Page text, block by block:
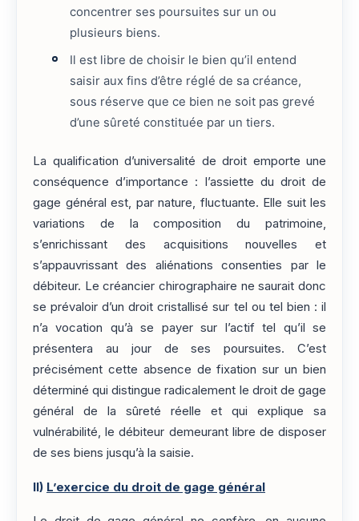
concentrer ses poursuites sur un ou
plusieurs biens.
Il est libre de choisir le bien qu’il entend
saisir aux fins d’être réglé de sa créance,
sous réserve que ce bien ne soit pas grevé
d’une sûreté constituée par un tiers.
La qualification d’universalité de droit emporte une
conséquence d’importance : l’assiette du droit de
gage général est, par nature, fluctuante. Elle suit les
variations de la composition du patrimoine,
s’enrichissant des acquisitions nouvelles et
s’appauvrissant des aliénations consenties par le
débiteur. Le créancier chirographaire ne saurait donc
se prévaloir d’un droit cristallisé sur tel ou tel bien : il
n’a vocation qu’à se payer sur l’actif tel qu’il se
présentera au jour de ses poursuites. C’est
précisément cette absence de fixation sur un bien
déterminé qui distingue radicalement le droit de gage
général de la sûreté réelle et qui explique sa
vulnérabilité, le débiteur demeurant libre de disposer
de ses biens jusqu’à la saisie.
II) L’exercice du droit de gage général